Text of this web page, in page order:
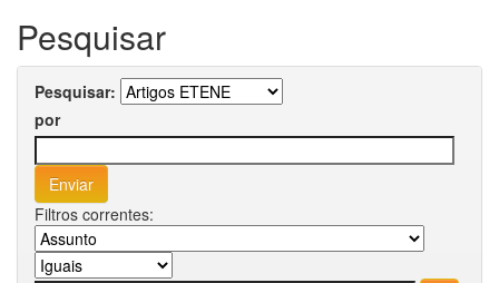
Pesquisar
Pesquisar:
por
Filtros correntes: